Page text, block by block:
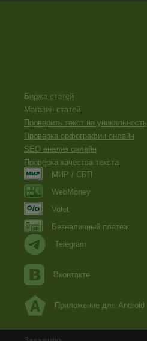
Биржа статей
Магазин статей
Проверить текст на уникальность
Проверка орфографии онлайн
SEO анализ онлайн
Проверка качества текста
МИР / СБП
WebMoney
Volet
Безналичный платеж
Telegram
Вконтакте
Приложение для Android